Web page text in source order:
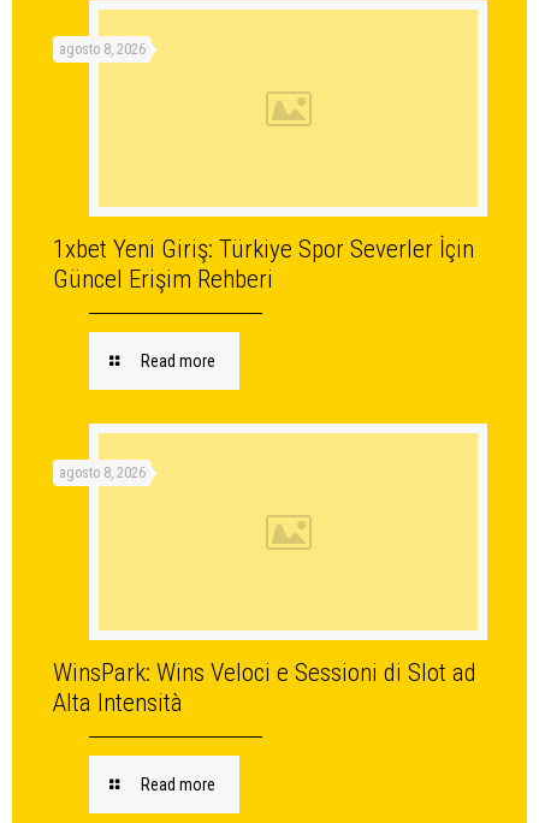
agosto 8, 2026
1xbet Yeni Giriş: Türkiye Spor Severler İçin
Güncel Erişim Rehberi
Read more
agosto 8, 2026
WinsPark: Wins Veloci e Sessioni di Slot ad
Alta Intensità
Read more